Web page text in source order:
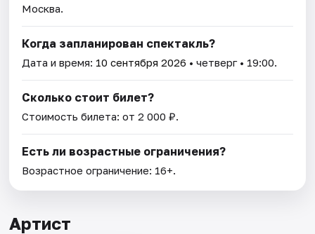
Москва.
Когда запланирован спектакль?
Дата и время: 10 сентября 2026 • четверг • 19:00.
Сколько стоит билет?
Стоимость билета: от 2 000 ₽.
Есть ли возрастные ограничения?
Возрастное ограничение: 16+.
Артист